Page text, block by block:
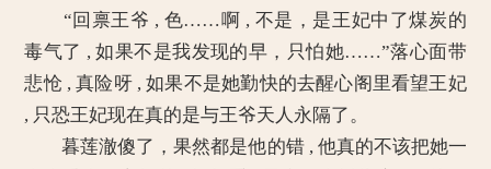
“回禀王爷 , 色……啊 , 不是，是王妃中了煤炭的
毒气了 , 如果不是我发现的早，只怕她……”落心面带
悲怆 , 真险呀 , 如果不是她勤快的去醒心阁里看望王妃
, 只恐王妃现在真的是与王爷天人永隔了。
暮莲澈傻了，果然都是他的错 , 他真的不该把她一